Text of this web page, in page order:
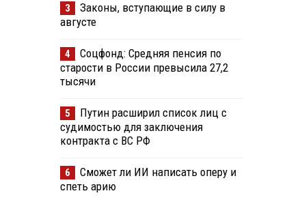
3
Законы, вступающие в силу в
августе
4
Соцфонд: Средняя пенсия по
старости в России превысила 27,2
тысячи
5
Путин расширил список лиц с
судимостью для заключения
контракта с ВС РФ
6
Сможет ли ИИ написать оперу и
спеть арию